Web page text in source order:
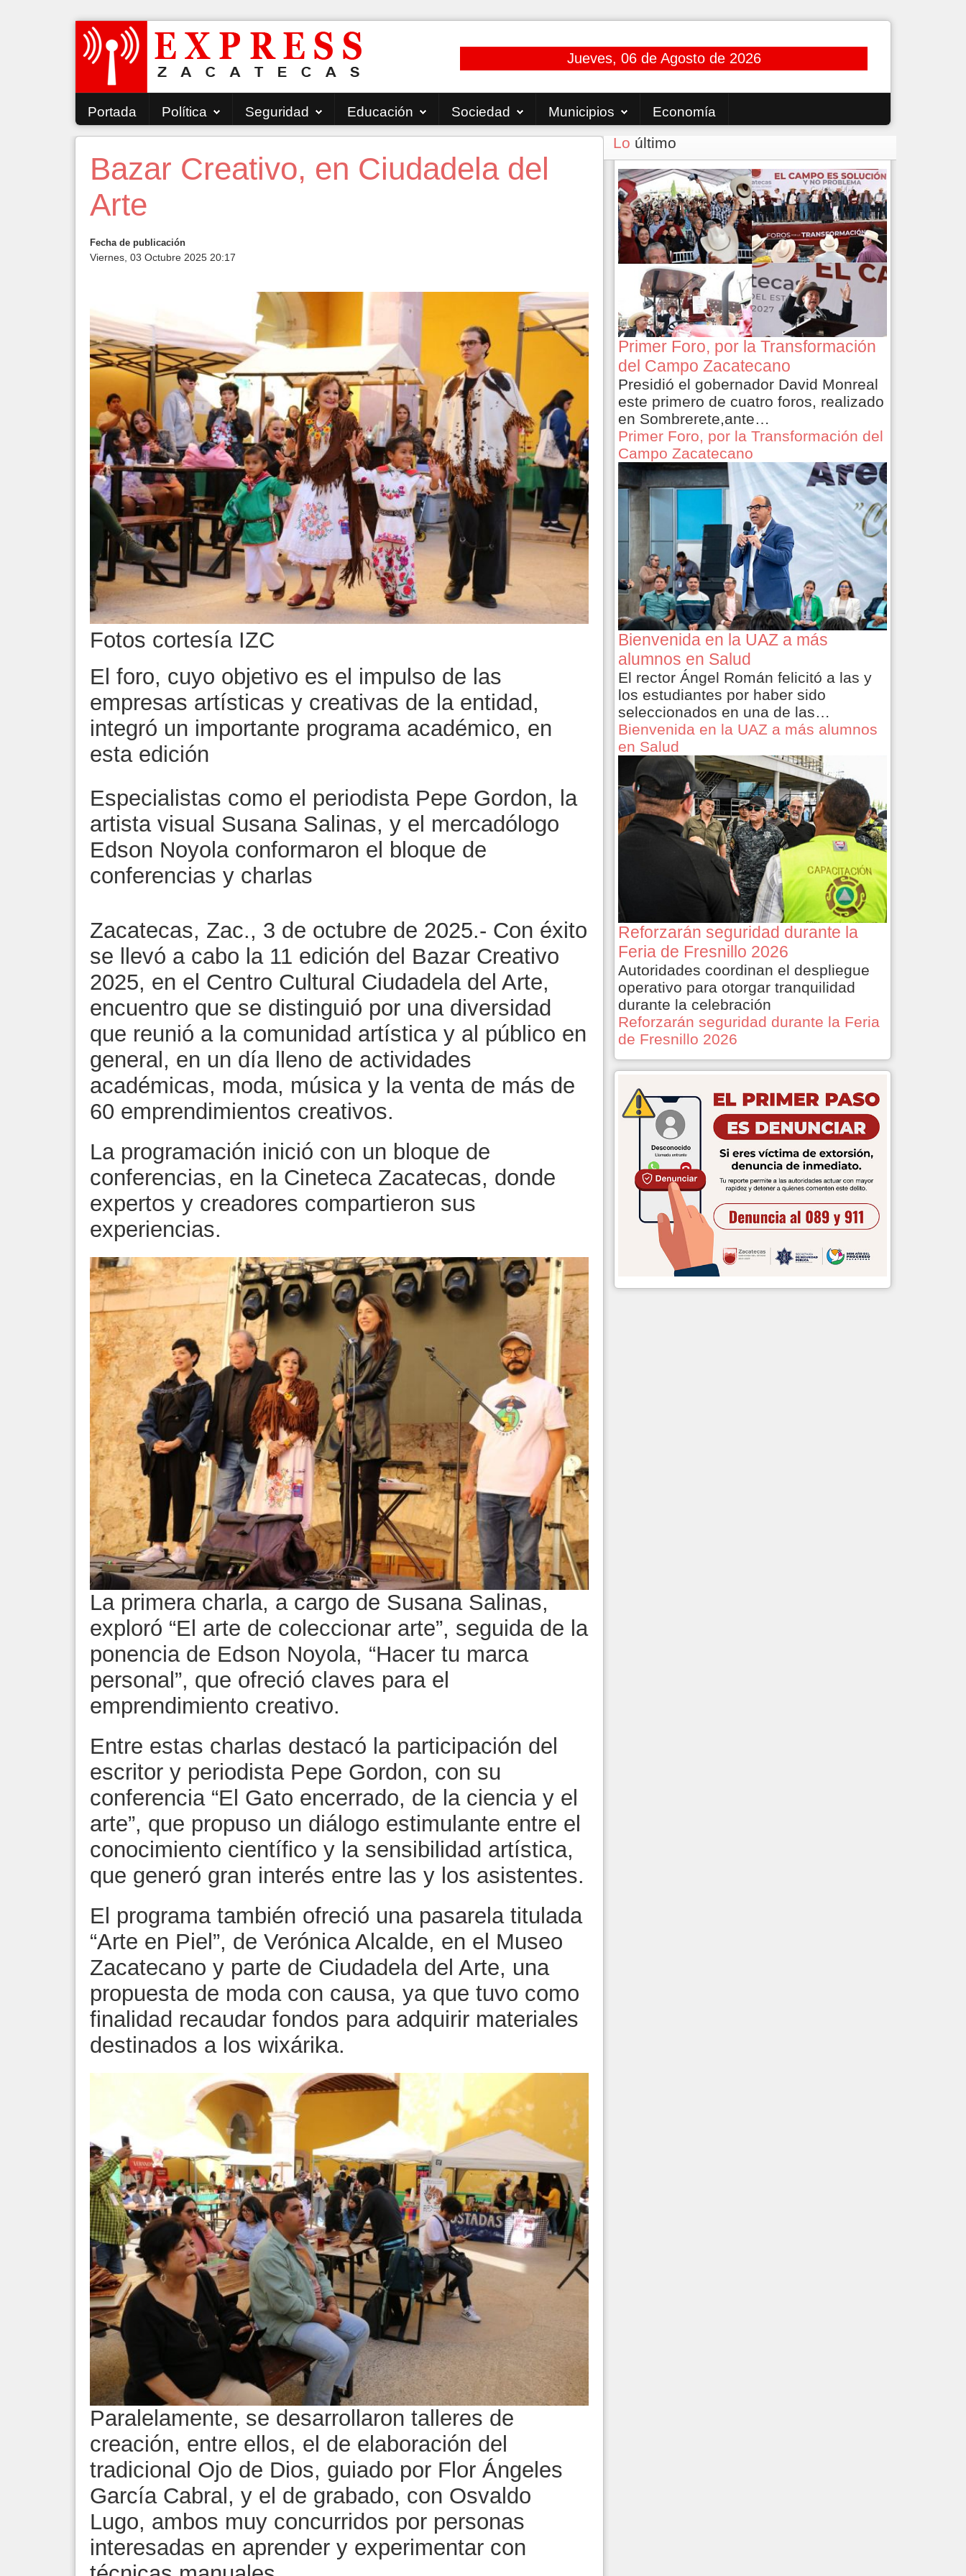
Jueves, 06 de Agosto de 2026
Portada Política Seguridad Educación Sociedad Municipios Economía
Bazar Creativo, en Ciudadela del
Arte
Fecha de publicación
Viernes, 03 Octubre 2025 20:17
Fotos cortesía IZC
El foro, cuyo objetivo es el impulso de las
empresas artísticas y creativas de la entidad,
integró un importante programa académico, en
esta edición
Especialistas como el periodista Pepe Gordon, la
artista visual Susana Salinas, y el mercadólogo
Edson Noyola conformaron el bloque de
conferencias y charlas
Zacatecas, Zac., 3 de octubre de 2025.- Con éxito
se llevó a cabo la 11 edición del Bazar Creativo
2025, en el Centro Cultural Ciudadela del Arte,
encuentro que se distinguió por una diversidad
que reunió a la comunidad artística y al público en
general, en un día lleno de actividades
académicas, moda, música y la venta de más de
60 emprendimientos creativos.
La programación inició con un bloque de
conferencias, en la Cineteca Zacatecas, donde
expertos y creadores compartieron sus
experiencias.
La primera charla, a cargo de Susana Salinas,
exploró “El arte de coleccionar arte”, seguida de la
ponencia de Edson Noyola, “Hacer tu marca
personal”, que ofreció claves para el
emprendimiento creativo.
Entre estas charlas destacó la participación del
escritor y periodista Pepe Gordon, con su
conferencia “El Gato encerrado, de la ciencia y el
arte”, que propuso un diálogo estimulante entre el
conocimiento científico y la sensibilidad artística,
que generó gran interés entre las y los asistentes.
El programa también ofreció una pasarela titulada
“Arte en Piel”, de Verónica Alcalde, en el Museo
Zacatecano y parte de Ciudadela del Arte, una
propuesta de moda con causa, ya que tuvo como
finalidad recaudar fondos para adquirir materiales
destinados a los wixárika.
Paralelamente, se desarrollaron talleres de
creación, entre ellos, el de elaboración del
tradicional Ojo de Dios, guiado por Flor Ángeles
García Cabral, y el de grabado, con Osvaldo
Lugo, ambos muy concurridos por personas
interesadas en aprender y experimentar con
Lo último
Primer Foro, por la Transformación
del Campo Zacatecano
Presidió el gobernador David Monreal
este primero de cuatro foros, realizado
en Sombrerete,ante…
Primer Foro, por la Transformación del
Campo Zacatecano
Bienvenida en la UAZ a más
alumnos en Salud
El rector Ángel Román felicitó a las y
los estudiantes por haber sido
seleccionados en una de las…
Bienvenida en la UAZ a más alumnos
en Salud
Reforzarán seguridad durante la
Feria de Fresnillo 2026
Autoridades coordinan el despliegue
operativo para otorgar tranquilidad
durante la celebración
Reforzarán seguridad durante la Feria
de Fresnillo 2026